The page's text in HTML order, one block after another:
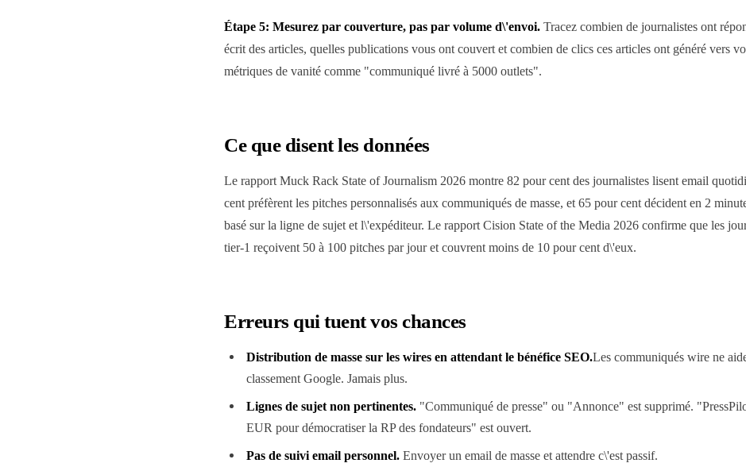
Étape 5: Mesurez par couverture, pas par volume d\'envoi. Tracez combien de journalistes ont
écrit des articles, quelles publications vous ont couvert et combien de clics ces articles ont généré vers
métriques de vanité comme "communiqué livré à 5000 outlets".
Ce que disent les données
Le rapport Muck Rack State of Journalism 2026 montre 82 pour cent des journalistes lisent email
cent préfèrent les pitches personnalisés aux communiqués de masse, et 65 pour cent décident en 2
basé sur la ligne de sujet et l\'expéditeur. Le rapport Cision State of the Media 2026 confirme que les
tier-1 reçoivent 50 à 100 pitches par jour et couvrent moins de 10 pour cent d\'eux.
Erreurs qui tuent vos chances
Distribution de masse sur les wires en attendant le bénéfice SEO.Les communiqués wire ne
classement Google. Jamais plus.
Lignes de sujet non pertinentes. "Communiqué de presse" ou "Annonce" est supprimé.
EUR pour démocratiser la RP des fondateurs" est ouvert.
Pas de suivi email personnel. Envoyer un email de masse et attendre c\'est passif.